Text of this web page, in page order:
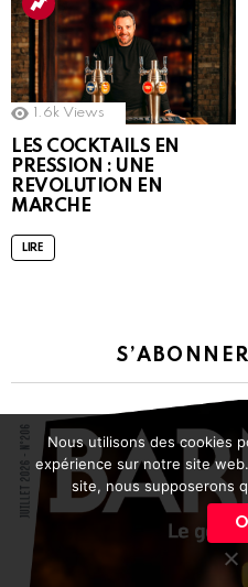
1.6k Views
LES COCKTAILS EN
PRESSION : UNE
REVOLUTION EN
MARCHE
LIRE
Nous utilisons des cookies
expérience sur notre site
site, nous supposerons